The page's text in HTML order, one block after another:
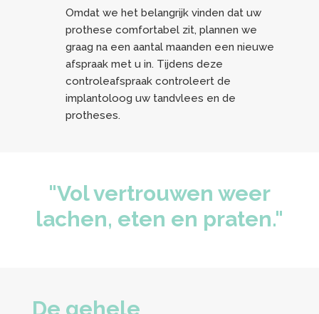
Omdat we het belangrijk vinden dat uw
prothese comfortabel zit, plannen we
graag na een aantal maanden een nieuwe
afspraak met u in. Tijdens deze
controleafspraak controleert de
implantoloog uw tandvlees en de
protheses.
"Vol vertrouwen weer
lachen, eten en praten."
De gehele